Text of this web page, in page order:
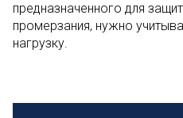
предназначенного для
промерзания, нужно
нагрузку.